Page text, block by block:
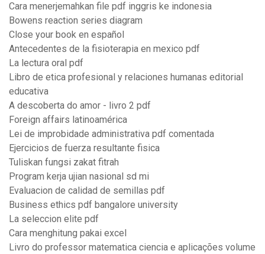
Cara menerjemahkan file pdf inggris ke indonesia
Bowens reaction series diagram
Close your book en español
Antecedentes de la fisioterapia en mexico pdf
La lectura oral pdf
Libro de etica profesional y relaciones humanas editorial
educativa
A descoberta do amor - livro 2 pdf
Foreign affairs latinoamérica
Lei de improbidade administrativa pdf comentada
Ejercicios de fuerza resultante fisica
Tuliskan fungsi zakat fitrah
Program kerja ujian nasional sd mi
Evaluacion de calidad de semillas pdf
Business ethics pdf bangalore university
La seleccion elite pdf
Cara menghitung pakai excel
Livro do professor matematica ciencia e aplicações volume